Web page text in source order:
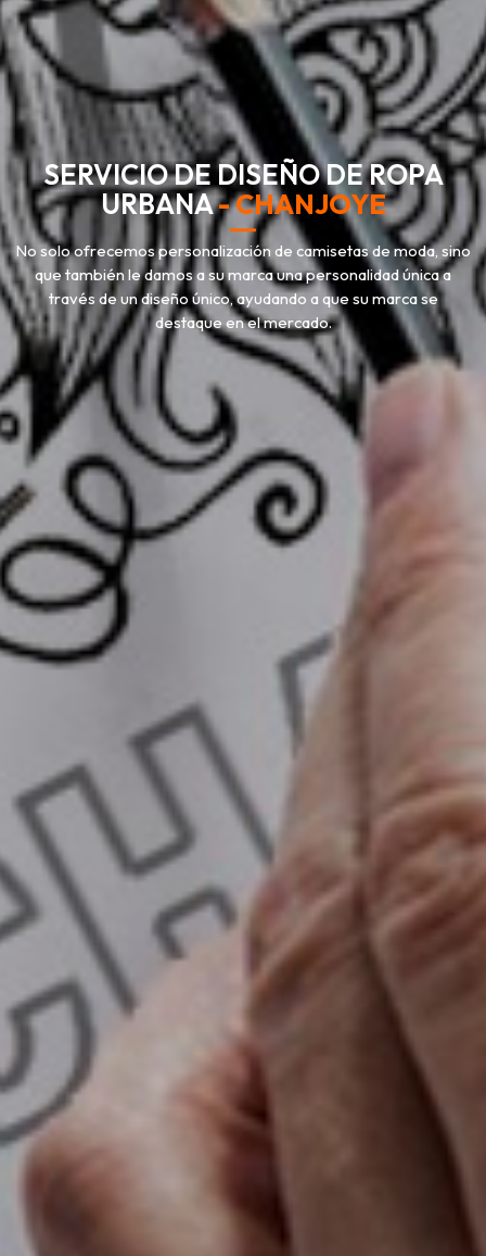
SERVICIO DE DISEÑO DE ROPA
URBANA- CHANJOYE
No solo ofrecemos personalización de camisetas de moda, sino
que también le damos a su marca una personalidad única a
través de un diseño único, ayudando a que su marca se
destaque en el mercado.